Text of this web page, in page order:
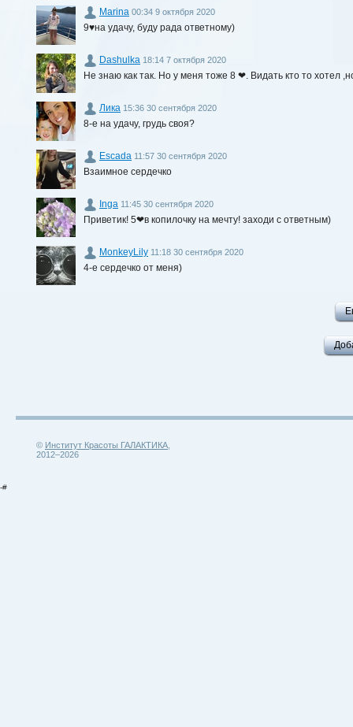
Marina 00:34 9 октября 2020
9♥️на удачу, буду рада ответному)
Dashulka 18:14 7 октября 2020
Не знаю как так. Но у меня тоже 8 ❤. Видать кто то хотел
Лика 15:36 30 сентября 2020
8-е на удачу, грудь своя?
Escada 11:57 30 сентября 2020
Взаимное сердечко
Inga 11:45 30 сентября 2020
Приветик! 5❤в копилочку на мечту! заходи с ответным)
MonkeyLily 11:18 30 сентября 2020
4-е сердечко от меня)
© Институт Красоты ГАЛАКТИКА
2012–2026
-#